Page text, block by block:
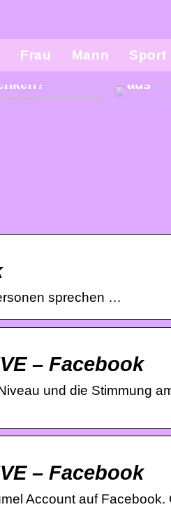
Frau Mann Sport
Kind
So
aus
sprechen …
– Facebook
und die Stimmung
– Facebook
Account auf Facebook.